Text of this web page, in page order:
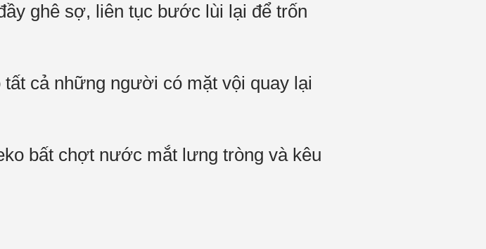
ghê sợ, liên tục bước lùi lại để trốn
cả những người có mặt vội quay lại
bất chợt nước mắt lưng tròng và kêu